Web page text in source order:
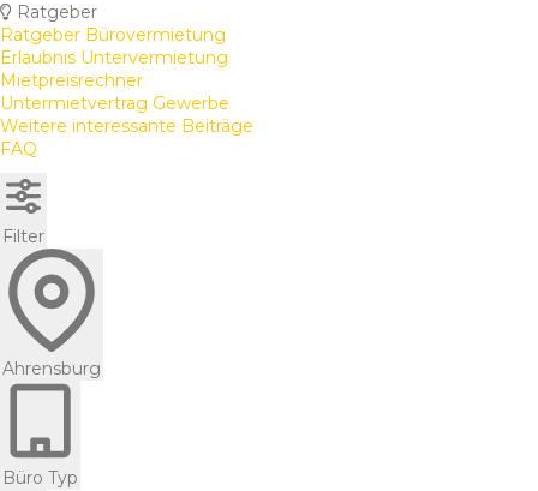
Ratgeber
Ratgeber Bürovermietung
Erlaubnis Untervermietung
Mietpreisrechner
Untermietvertrag Gewerbe
Weitere interessante Beiträge
FAQ
Filter
Ahrensburg
Büro Typ